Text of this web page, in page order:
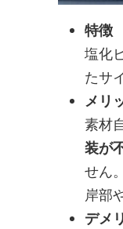
特徴
塩化
たサ
メリ
素材
装が
せん
岸部
デメ